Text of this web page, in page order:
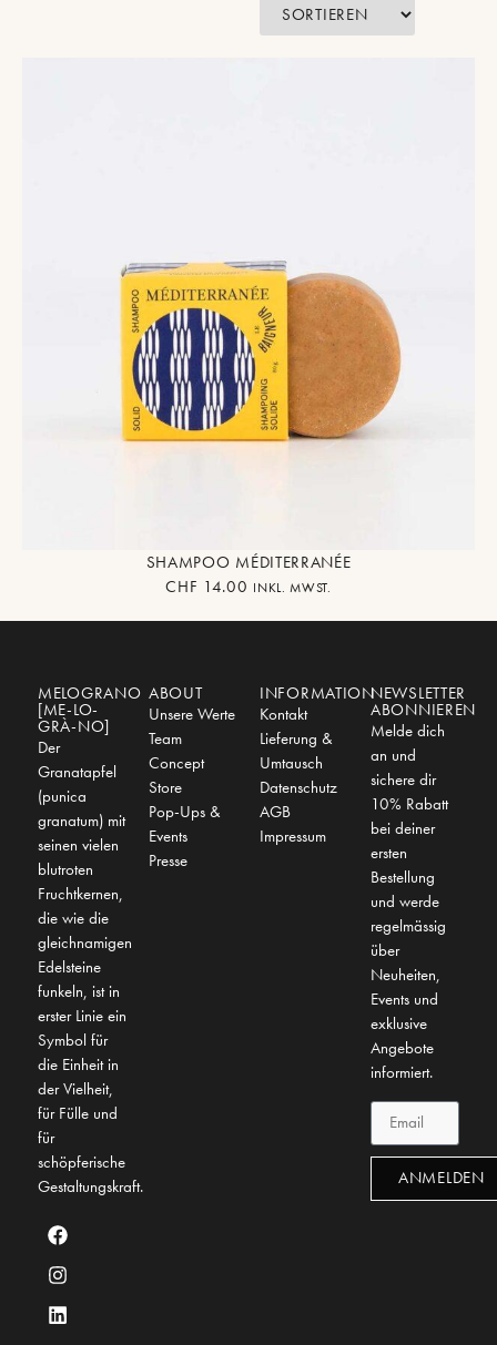
SHAMPOO MÉDITERRANÉE
CHF 14.00 INKL. MWST.
MELOGRANO
[ME-LO-
GRÀ-NO]
Der
Granatapfel
(punica
granatum) mit
seinen vielen
blutroten
Fruchtkernen,
die wie die
gleichnamigen
Edelsteine
funkeln, ist in
erster Linie ein
Symbol für
die Einheit in
der Vielheit,
für Fülle und
für
schöpferische
Gestaltungskraft.
ABOUT
Unsere Werte
Team
Concept
Store
Pop-Ups &
Events
Presse
INFORMATION
Kontakt
Lieferung &
Umtausch
Datenschutz
AGB
Impressum
NEWSLETTER
ABONNIEREN
Melde dich
an und
sichere dir
10% Rabatt
bei deiner
ersten
Bestellung
und werde
regelmässig
über
Neuheiten,
Events und
exklusive
Angebote
informiert.
ANMELDEN